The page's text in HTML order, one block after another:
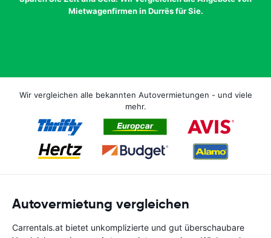
Mietwagenfirmen in Durrës für Sie.
Wir vergleichen alle bekannten Autovermietungen - und viele
mehr.
Autovermietung vergleichen
Carrentals.at bietet unkomplizierte und gut überschaubare